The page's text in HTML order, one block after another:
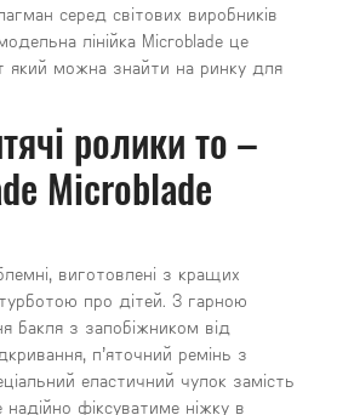
серед світових виробників
лінійка Microblade це
який можна знайти на ринку для
ролики то –
Microblade
виготовлені з кращих
про дітей. З гарною
бакля з запобіжником від
п’яточний ремінь з
еластичний чулок замість
фіксуватиме ніжку в